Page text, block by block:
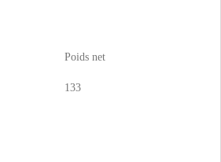
Poids net
133